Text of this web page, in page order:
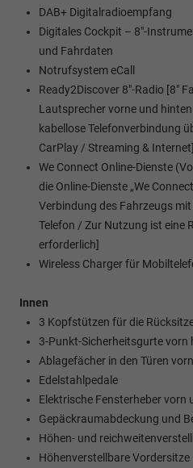
DAB+ Digitalradioempfang
Digitales Cockpit – 8"-
und Fahrdaten
Notrufsystem eCall
Ready2Discover 8"-Radio [8"
Lautsprecher vorne und
kabellose Telefonverbindung
CarPlay / Streaming & Internet]
We Connect Online-Dienste
die Online-Dienste „We
Verbindung des Fahrzeugs
Telefon / Zur Nutzung ist eine
erforderlich]
Wireless Charger für
Innen
3 Kopfstützen für die
3-Punkt-Sicherheitsgurte vorn
Ablagefächer in den Türen
Edelstahlpedale
Elektrische Fensterheber vorn
Gepäckraumabdeckung und
Höhen- und
Höhenverstellbare Vordersitze